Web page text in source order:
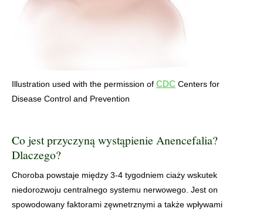
Illustration used with the permission of CDC Centers for
Disease Control and Prevention
Co jest przyczyną wystąpienie Anencefalia?
Dlaczego?
Choroba powstaje między 3-4 tygodniem ciaży wskutek
niedorozwoju centralnego systemu nerwowego. Jest on
spowodowany faktorami zęwnetrznymi a także wpływami